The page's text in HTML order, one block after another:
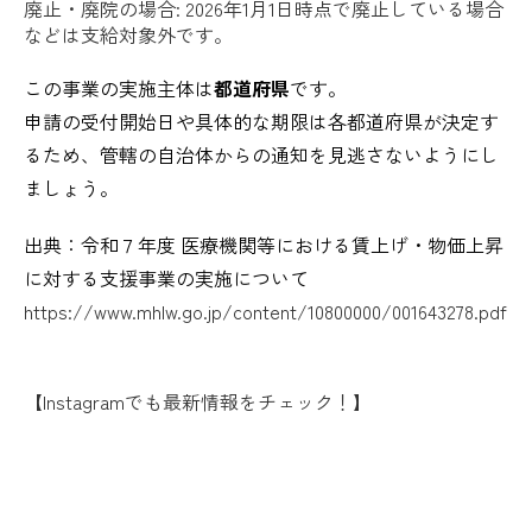
廃止・廃院の場合: 2026年1月1日時点で廃止している場合
などは支給対象外です。
この事業の実施主体は都道府県です。
申請の受付開始日や具体的な期限は各都道府県が決定す
るため、管轄の自治体からの通知を見逃さないようにし
ましょう。
出典：令和７年度 医療機関等における賃上げ・物価上昇
に対する支援事業の実施について
https://www.mhlw.go.jp/content/10800000/001643278.pdf
【Instagramでも最新情報をチェック！】